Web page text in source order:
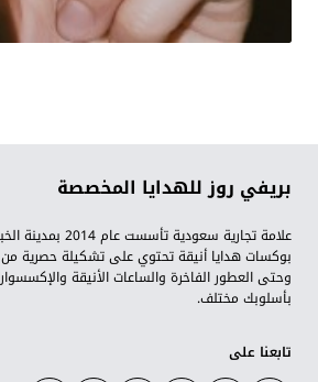
بريفي روز للهدايا المخصصة
علامة تجارية سعودية
بوكسات هدايا أنيقة تحتوي على تشكيلة حصرية من
وحتى العطور الفاخرة والساعات الأنيقة
بأسلوبك مختلف.
تابعنا على